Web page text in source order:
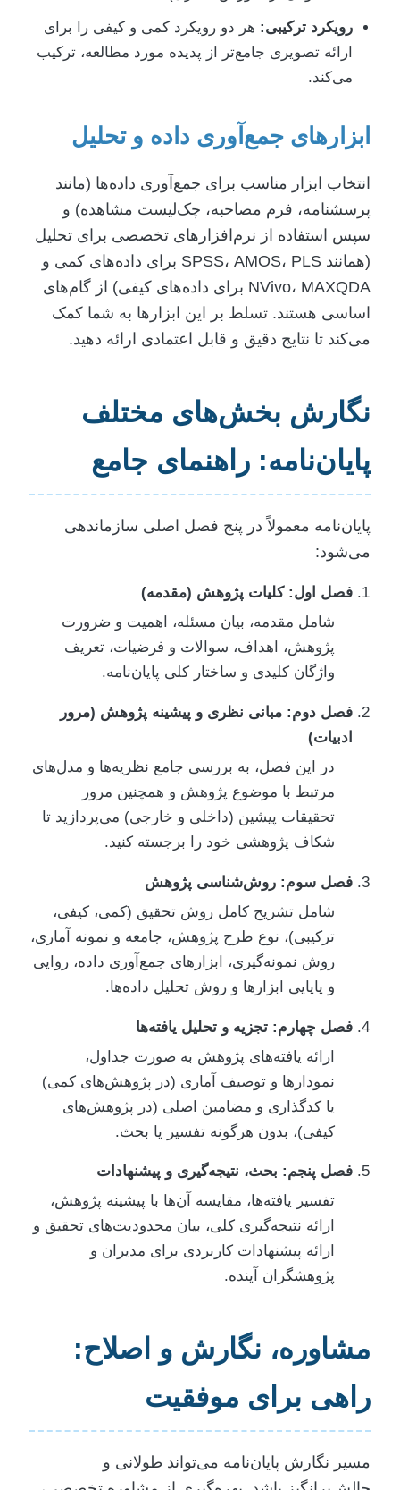
رویکرد ترکیبی: هر دو رویکرد کمی و کیفی را برای
ارائه تصویری جامع‌تر از پدیده مورد مطالعه، ترکیب
می‌کند.
ابزارهای جمع‌آوری داده و تحلیل
انتخاب ابزار مناسب برای جمع‌آوری داده‌ها (مانند
پرسشنامه، فرم مصاحبه، چک‌لیست مشاهده) و
سپس استفاده از نرم‌افزارهای تخصصی برای تحلیل
(همانند SPSS، AMOS، PLS برای داده‌های کمی و
NVivo، MAXQDA برای داده‌های کیفی) از گام‌های
اساسی هستند. تسلط بر این ابزارها به شما کمک
می‌کند تا نتایج دقیق و قابل اعتمادی ارائه دهید.
نگارش بخش‌های مختلف
پایان‌نامه: راهنمای جامع
پایان‌نامه معمولاً در پنج فصل اصلی سازماندهی
می‌شود:
فصل اول: کلیات پژوهش (مقدمه)
شامل مقدمه، بیان مسئله، اهمیت و ضرورت
پژوهش، اهداف، سوالات و فرضیات، تعریف
واژگان کلیدی و ساختار کلی پایان‌نامه.
فصل دوم: مبانی نظری و پیشینه پژوهش (مرور
ادبیات)
در این فصل، به بررسی جامع نظریه‌ها و مدل‌های
مرتبط با موضوع پژوهش و همچنین مرور
تحقیقات پیشین (داخلی و خارجی) می‌پردازید تا
شکاف پژوهشی خود را برجسته کنید.
فصل سوم: روش‌شناسی پژوهش
شامل تشریح کامل روش تحقیق (کمی، کیفی،
ترکیبی)، نوع طرح پژوهش، جامعه و نمونه آماری،
روش نمونه‌گیری، ابزارهای جمع‌آوری داده، روایی
و پایایی ابزارها و روش تحلیل داده‌ها.
فصل چهارم: تجزیه و تحلیل یافته‌ها
ارائه یافته‌های پژوهش به صورت جداول،
نمودارها و توصیف آماری (در پژوهش‌های کمی)
یا کدگذاری و مضامین اصلی (در پژوهش‌های
کیفی)، بدون هرگونه تفسیر یا بحث.
فصل پنجم: بحث، نتیجه‌گیری و پیشنهادات
تفسیر یافته‌ها، مقایسه آن‌ها با پیشینه پژوهش،
ارائه نتیجه‌گیری کلی، بیان محدودیت‌های تحقیق و
ارائه پیشنهادات کاربردی برای مدیران و
پژوهشگران آینده.
مشاوره، نگارش و اصلاح:
راهی برای موفقیت
مسیر نگارش پایان‌نامه می‌تواند طولانی و